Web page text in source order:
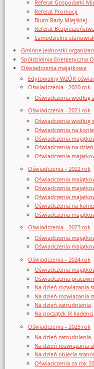
Referat Gospodarki
Referat Promocji
Biuro Rady Miejskiej
Referat
Samodzielne
Gminne jednostki
Spółdzielnia Energetyczna
Oświadczenia majątkowe
Edytowalny WZÓR
Oświadczenia - 2020 rok
Oświadczenia według
Oświadczenia - 2021 rok
Oświadczenia według
Oświadczenia na
Oświadczenia
Oświadczenia na
Oświadczenia
Oświadczenia - 2022 rok
Oświadczenia
Oświadczenia
Oświadczenia
Oświadczenia na
Oświadczenia
Oświadczenia - 2023 rok
Oświadczenia
Oświadczenia
Oświadczenia - 2024 rok
Oświadczenia
Oświadczenia
Na dzień rozwiązania
Na dzień rozwiązania
Na dzień zatrudnienia
Na początek IX kadencji
Oświadczenia - 2025 rok
Na dzień zatrudnienia
Na dzień rozwiązania
Na dzień objęcia
Oświadczenia za rok